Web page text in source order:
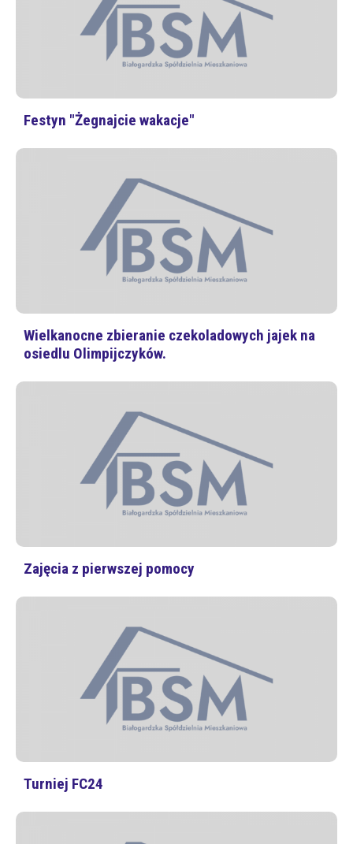
Festyn "Żegnajcie wakacje"
Wielkanocne zbieranie czekoladowych jajek na
osiedlu Olimpijczyków.
Zajęcia z pierwszej pomocy
Turniej FC24